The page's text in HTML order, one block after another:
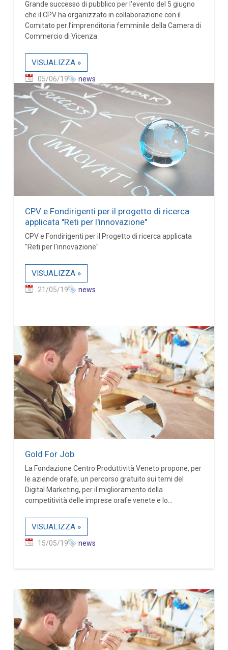
Grande successo di pubblico per l'evento del 5 giugno
che il CPV ha organizzato in collaborazione con il
Comitato per l’imprenditoria femminile della Camera di
Commercio di Vicenza
VISUALIZZA »
05/06/19 news
CPV e Fondirigenti per il progetto di ricerca
applicata "Reti per l'innovazione"
CPV e Fondirigenti per il Progetto di ricerca applicata
"Reti per l'innovazione"
VISUALIZZA »
21/05/19 news
Gold For Job
La Fondazione Centro Produttività Veneto propone, per
le aziende orafe, un percorso gratuito sui temi del
Digital Marketing, per il miglioramento della
competitività delle imprese orafe venete e lo...
VISUALIZZA »
15/05/19 news